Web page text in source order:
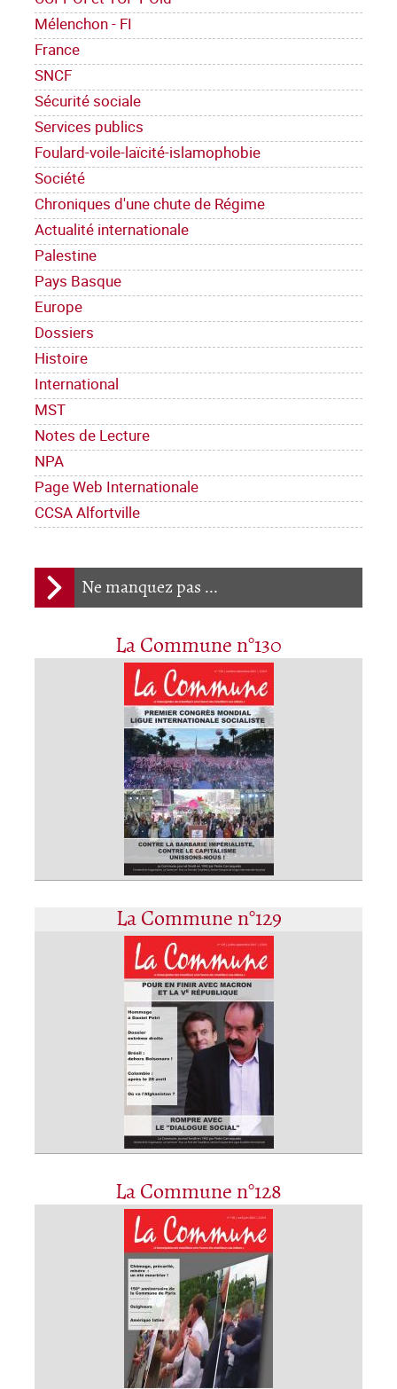
Mélenchon - FI
France
SNCF
Sécurité sociale
Services publics
Foulard-voile-laïcité-islamophobie
Société
Chroniques d'une chute de Régime
Actualité internationale
Palestine
Pays Basque
Europe
Dossiers
Histoire
International
MST
Notes de Lecture
NPA
Page Web Internationale
CCSA Alfortville
Ne manquez pas ...
La Commune n°130
La Commune n°129
La Commune n°128